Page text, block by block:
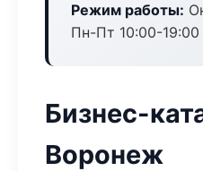
Режим работы:
Пн-Пт 10:00-19:00
Бизнес-
Воронеж